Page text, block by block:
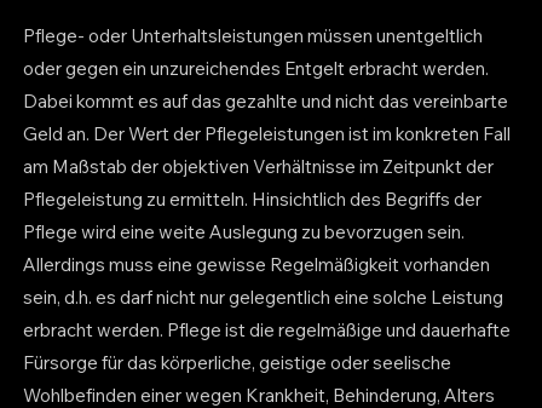
Pflege- oder Unterhaltsleistungen müssen unentgeltlich
oder gegen ein unzureichendes Entgelt erbracht werden.
Dabei kommt es auf das gezahlte und nicht das vereinbarte
Geld an. Der Wert der Pflegeleistungen ist im konkreten Fall
am Maßstab der objektiven Verhältnisse im Zeitpunkt der
Pflegeleistung zu ermitteln. Hinsichtlich des Begriffs der
Pflege wird eine weite Auslegung zu bevorzugen sein.
Allerdings muss eine gewisse Regelmäßigkeit vorhanden
sein, d.h. es darf nicht nur gelegentlich eine solche Leistung
erbracht werden. Pflege ist die regelmäßige und dauerhafte
Fürsorge für das körperliche, geistige oder seelische
Wohlbefinden einer wegen Krankheit, Behinderung, Alters